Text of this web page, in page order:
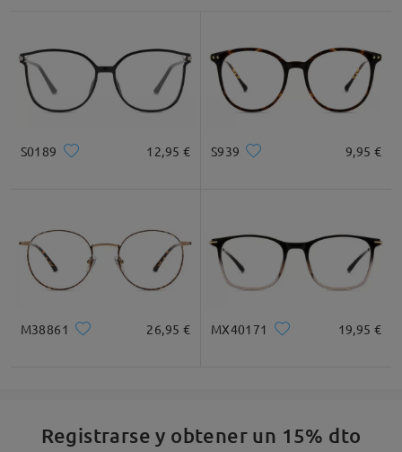
S0189 12,95 € S939 9,95 €
M38861 26,95 € MX40171 19,95 €
Registrarse y obtener un 15% dto